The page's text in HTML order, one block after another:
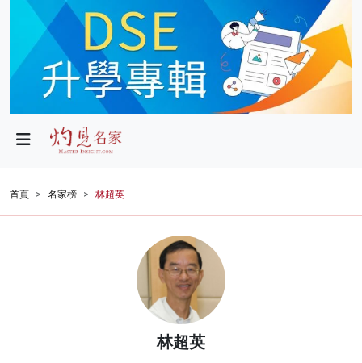
政局
財經
生活
首頁 名家榜 林超英
林超英